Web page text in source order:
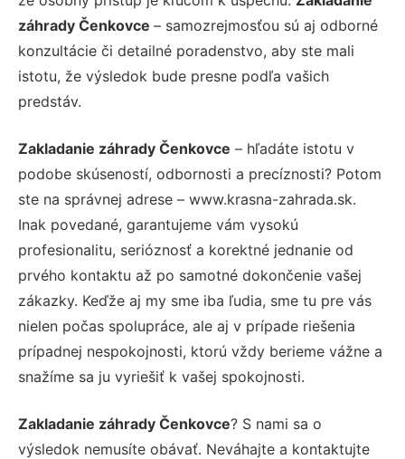
záhrady Čenkovce – samozrejmosťou sú aj odborné
konzultácie či detailné poradenstvo, aby ste mali
istotu, že výsledok bude presne podľa vašich
predstáv.
Zakladanie záhrady Čenkovce – hľadáte istotu v
podobe skúseností, odbornosti a precíznosti? Potom
ste na správnej adrese – www.krasna-zahrada.sk.
Inak povedané, garantujeme vám vysokú
profesionalitu, serióznosť a korektné jednanie od
prvého kontaktu až po samotné dokončenie vašej
zákazky. Keďže aj my sme iba ľudia, sme tu pre vás
nielen počas spolupráce, ale aj v prípade riešenia
prípadnej nespokojnosti, ktorú vždy berieme vážne a
snažíme sa ju vyriešiť k vašej spokojnosti.
Zakladanie záhrady Čenkovce? S nami sa o
výsledok nemusíte obávať. Neváhajte a kontaktujte